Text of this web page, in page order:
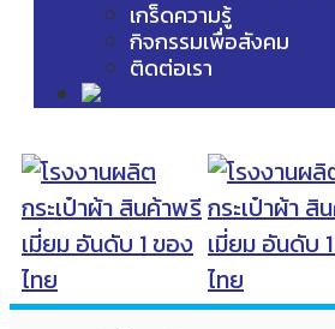
เกร็ดความรู้
กิจกรรมเพื่อสังคม
ติดต่อเรา